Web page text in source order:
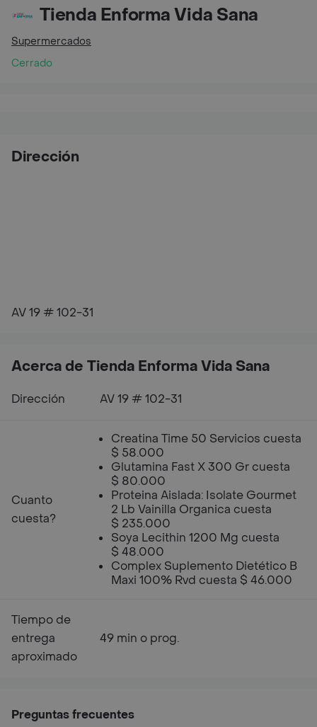
Tienda Enforma Vida Sana
Supermercados
Cerrado
Dirección
AV 19 # 102-31
Acerca de Tienda Enforma Vida Sana
Dirección AV 19 # 102-31
Cuanto
cuesta?
Creatina Time 50 Servicios cuesta
$ 58.000
Glutamina Fast X 300 Gr cuesta
$ 80.000
Proteina Aislada: Isolate Gourmet
2 Lb Vainilla Organica cuesta
$ 235.000
Soya Lecithin 1200 Mg cuesta
$ 48.000
Complex Suplemento Dietético B
Maxi 100% Rvd cuesta $ 46.000
Tiempo de
entrega
aproximado
49 min o prog.
Preguntas frecuentes